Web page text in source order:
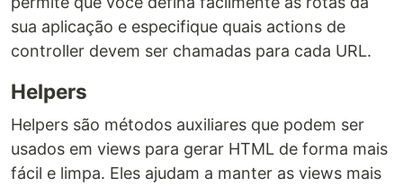
sua aplicação e especifique quais actions de
controller devem ser chamadas para cada URL.
Helpers
Helpers são métodos auxiliares que podem ser
usados em views para gerar HTML de forma mais
fácil e limpa. Eles ajudam a manter as views mais